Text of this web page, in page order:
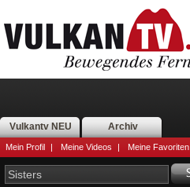
Vulkantv NEU Archiv
Mein Profil | Meine Videos | Meine Favoriten